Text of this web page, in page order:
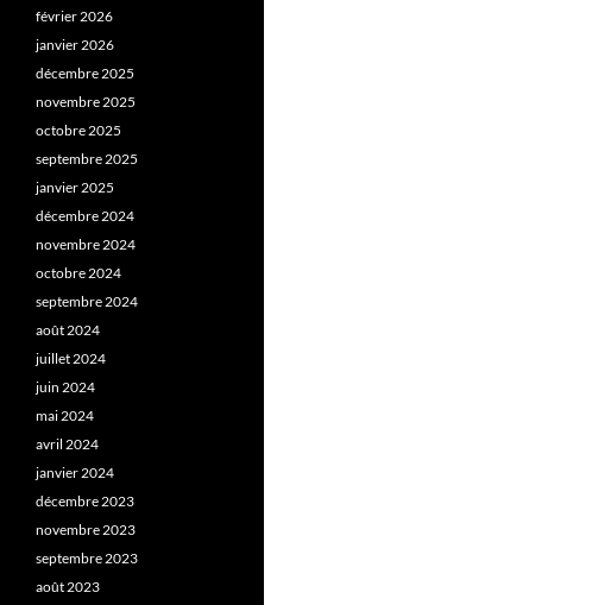
février 2026
janvier 2026
décembre 2025
novembre 2025
octobre 2025
septembre 2025
janvier 2025
décembre 2024
novembre 2024
octobre 2024
septembre 2024
août 2024
juillet 2024
juin 2024
mai 2024
avril 2024
janvier 2024
décembre 2023
novembre 2023
septembre 2023
août 2023